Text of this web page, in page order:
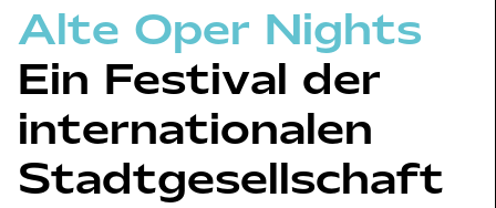
Alte Oper Nights
Ein Festival der
internationalen
Stadtgesellschaft